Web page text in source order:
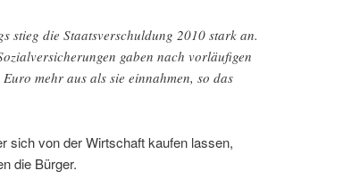
stieg die Staatsverschuldung 2010 stark an.
gaben nach vorläufigen
mehr aus als sie einnahmen, so das
sich von der Wirtschaft kaufen lassen,
die Bürger.